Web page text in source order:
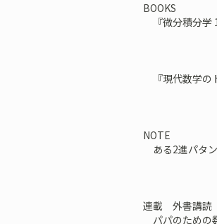
BOOKS
『微分積分学 1
『現代数学の
NOTE
ある2進パタン
連載 外書講読
パパのための